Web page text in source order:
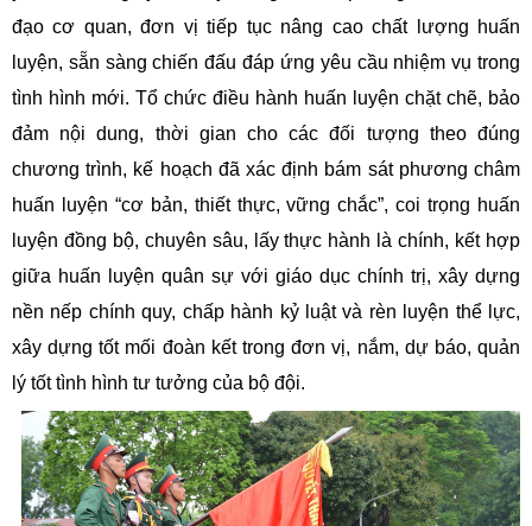
đạo cơ quan, đơn vị tiếp tục nâng cao chất lượng huấn
luyện, sẵn sàng chiến đấu đáp ứng yêu cầu nhiệm vụ trong
tình hình mới. Tổ chức điều hành huấn luyện chặt chẽ, bảo
đảm nội dung, thời gian cho các đối tượng theo đúng
chương trình, kế hoạch đã xác định bám sát phương châm
huấn luyện “cơ bản, thiết thực, vững chắc”, coi trọng huấn
luyện đồng bộ, chuyên sâu, lấy thực hành là chính, kết hợp
giữa huấn luyện quân sự với giáo dục chính trị, xây dựng
nền nếp chính quy, chấp hành kỷ luật và rèn luyện thể lực,
xây dựng tốt mối đoàn kết trong đơn vị, nắm, dự báo, quản
lý tốt tình hình tư tưởng của bộ đội.